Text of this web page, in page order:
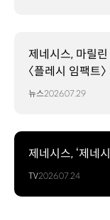
제네시스, 마릴
〈플레시 임팩트
뉴스2026.07.29
제네시스, ‘제네
TV2026.07.24